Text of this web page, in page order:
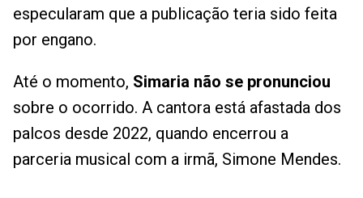
especularam que a publicação teria sido feita
por engano.
Até o momento, Simaria não se pronunciou
sobre o ocorrido. A cantora está afastada dos
palcos desde 2022, quando encerrou a
parceria musical com a irmã, Simone Mendes.